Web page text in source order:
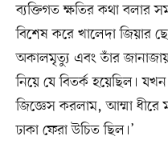
ব্যক্তিগত ক্ষতির কথা বলার
বিশেষ করে খালেদা
অকালমৃত্যু এবং তাঁর
নিয়ে যে বিতর্ক হয়েছিল।
জিজ্ঞেস করলাম, আম্মা
ঢাকা ফেরা উচিত ছিল।’